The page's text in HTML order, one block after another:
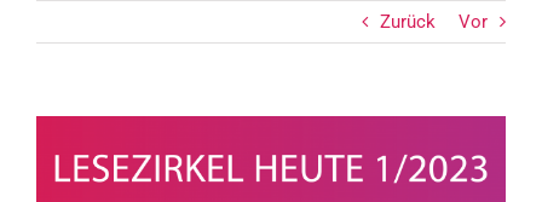
Zurück Vor
grösseres
Bild